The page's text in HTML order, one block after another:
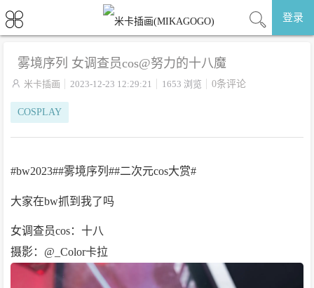
登录
雾境序列 女调查员cos@努力的十八魔
 米卡插画 2023-12-23 12:29:21 1653 浏览 0条评论
COSPLAY
#bw2023##雾境序列##二次元cos大赏#
大家在bw抓到我了吗
女调查员cos：十八
摄影：@_Color卡拉 ​​​